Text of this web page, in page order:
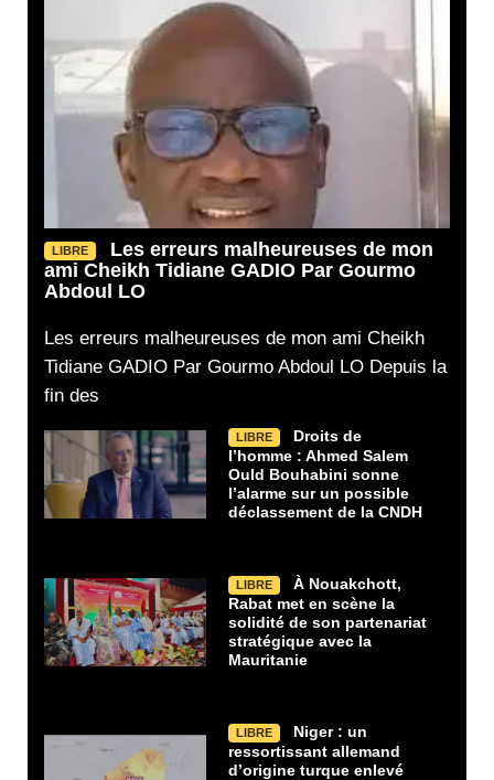
LIBRE
Les erreurs malheureuses de mon
ami Cheikh Tidiane GADIO Par Gourmo
Abdoul LO
Les erreurs malheureuses de mon ami Cheikh
Tidiane GADIO Par Gourmo Abdoul LO Depuis la
fin des
LIBRE
Droits de
l’homme : Ahmed Salem
Ould Bouhabini sonne
l’alarme sur un possible
déclassement de la CNDH
LIBRE
À Nouakchott,
Rabat met en scène la
solidité de son partenariat
stratégique avec la
Mauritanie
LIBRE
Niger : un
ressortissant allemand
d’origine turque enlevé